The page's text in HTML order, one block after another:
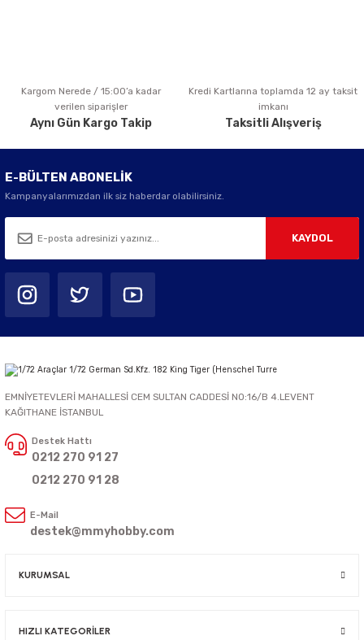
Gönder
Kargom Nerede / 15:00’a kadar
verilen siparişler
Aynı Gün Kargo Takip
Kredi Kartlarına toplamda 12 ay taksit
imkanı
Taksitli Alışveriş
E-BÜLTEN ABONELİK
Kampanyalarımızdan ilk siz haberdar olabilirsiniz.
KAYDOL
EMNİYETEVLERİ MAHALLESİ CEM SULTAN CADDESİ NO:16/B 4.LEVENT
KAĞITHANE İSTANBUL
Destek Hattı
0212 270 91 27
0212 270 91 28
E-Mail
destek@mmyhobby.com
KURUMSAL
HIZLI KATEGORİLER